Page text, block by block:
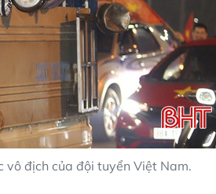
vô địch của đội tuyển Việt Nam.